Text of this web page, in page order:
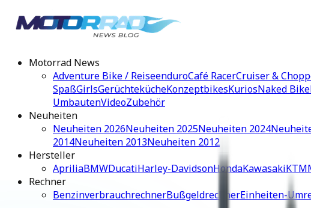
Motorrad News
Adventure Bike / ReiseenduroCafé RacerCruiser &
SpaßGirlsGerüchtekücheKonzeptbikesKuriosNaked Bike
UmbautenVideoZubehör
Neuheiten
Neuheiten 2026Neuheiten 2025Neuheiten 2024
2014Neuheiten 2013Neuheiten 2012
Hersteller
ApriliaBMWDucatiHarley-DavidsonHondaKawasakiKTM
Rechner
BenzinverbrauchrechnerBußgeldrechnerEinheiten-